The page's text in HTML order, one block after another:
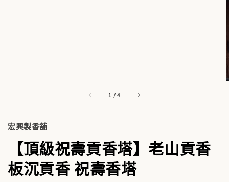
1 /4
宏興製香舖
【頂級祝壽貢香塔】老山貢香
板沉貢香 祝壽香塔